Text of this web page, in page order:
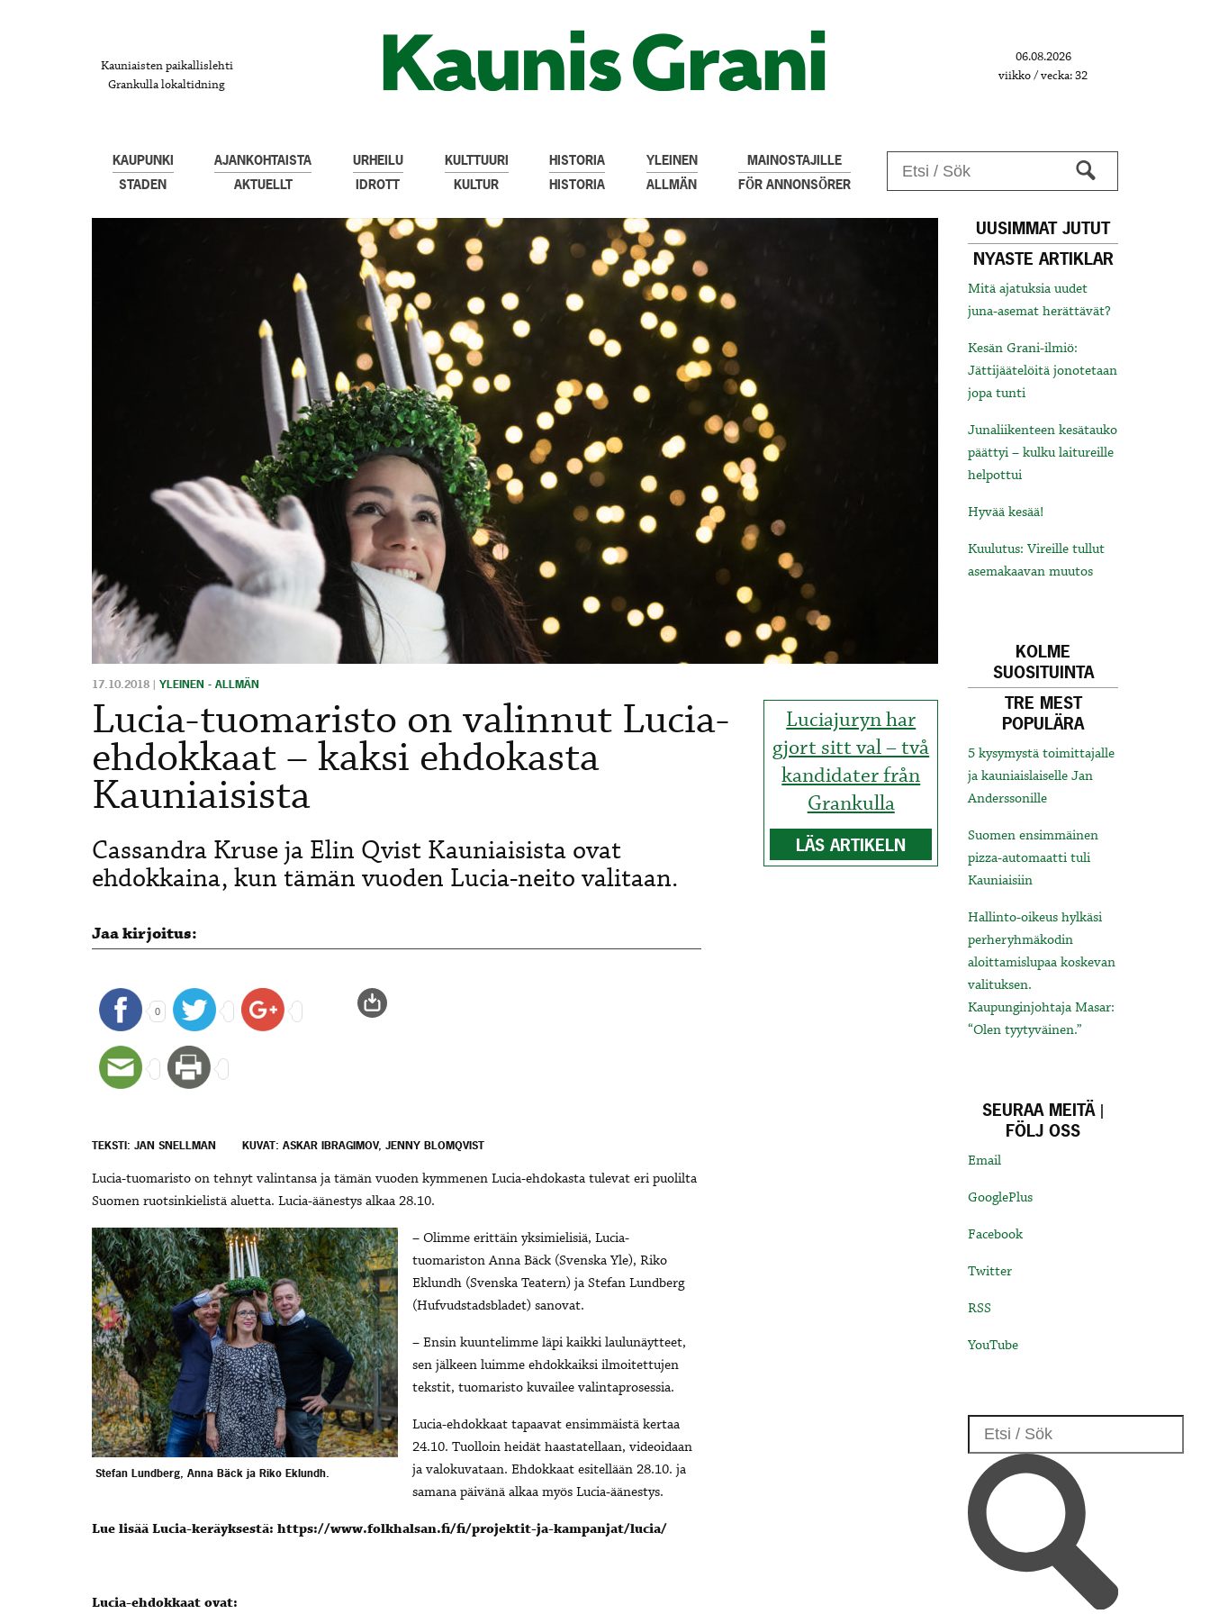
Kauniaisten paikallislehti
Grankulla lokaltidning
06.08.2026
viikko / vecka: 32
KAUPUNKI
STADEN
AJANKOHTAISTA
AKTUELLT
URHEILU
IDROTT
KULTTUURI
KULTUR
HISTORIA
HISTORIA
YLEINEN
ALLMÄN
MAINOSTAJILLE
FÖR ANNONSÖRER
Luciajuryn har
gjort sitt val – två
kandidater från
Grankulla
LÄS ARTIKELN
17.10.2018 | YLEINEN - ALLMÄN
Lucia-tuomaristo on valinnut Lucia-
ehdokkaat – kaksi ehdokasta
Kauniaisista
Cassandra Kruse ja Elin Qvist Kauniaisista ovat
ehdokkaina, kun tämän vuoden Lucia-neito valitaan.
Jaa kirjoitus:
0
TEKSTI: JAN SNELLMAN KUVAT: ASKAR IBRAGIMOV, JENNY BLOMQVIST
Lucia-tuomaristo on tehnyt valintansa ja tämän vuoden kymmenen Lucia-ehdokasta tulevat eri puolilta
Suomen ruotsinkielistä aluetta. Lucia-äänestys alkaa 28.10.
Stefan Lundberg, Anna Bäck ja Riko Eklundh.
– Olimme erittäin yksimielisiä, Lucia-
tuomariston Anna Bäck (Svenska Yle), Riko
Eklundh (Svenska Teatern) ja Stefan Lundberg
(Hufvudstadsbladet) sanovat.
– Ensin kuuntelimme läpi kaikki laulunäytteet,
sen jälkeen luimme ehdokkaiksi ilmoitettujen
tekstit, tuomaristo kuvailee valintaprosessia.
Lucia-ehdokkaat tapaavat ensimmäistä kertaa
24.10. Tuolloin heidät haastatellaan, videoidaan
ja valokuvataan. Ehdokkaat esitellään 28.10. ja
samana päivänä alkaa myös Lucia-äänestys.
Lue lisää Lucia-keräyksestä: https://www.folkhalsan.fi/fi/projektit-ja-kampanjat/lucia/
Lucia-ehdokkaat ovat:
UUSIMMAT JUTUT
NYASTE ARTIKLAR
Mitä ajatuksia uudet
juna-asemat herättävät?
Kesän Grani-ilmiö:
Jättijäätelöitä jonotetaan
jopa tunti
Junaliikenteen kesätauko
päättyi – kulku laitureille
helpottui
Hyvää kesää!
Kuulutus: Vireille tullut
asemakaavan muutos
KOLME
SUOSITUINTA
TRE MEST
POPULÄRA
5 kysymystä toimittajalle
ja kauniaislaiselle Jan
Anderssonille
Suomen ensimmäinen
pizza-automaatti tuli
Kauniaisiin
Hallinto-oikeus hylkäsi
perheryhmäkodin
aloittamislupaa koskevan
valituksen.
Kaupunginjohtaja Masar:
“Olen tyytyväinen.”
SEURAA MEITÄ |
FÖLJ OSS
Email
GooglePlus
Facebook
Twitter
RSS
YouTube